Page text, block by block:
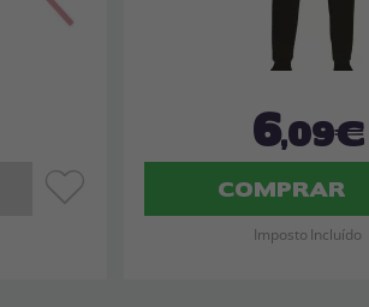
6,09€
COMPRAR
Imposto Incluído